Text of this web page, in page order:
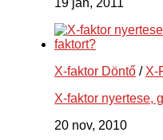
19 jan, 2011
X-faktor Döntő / X-
X-faktor nyertese,
20 nov, 2010